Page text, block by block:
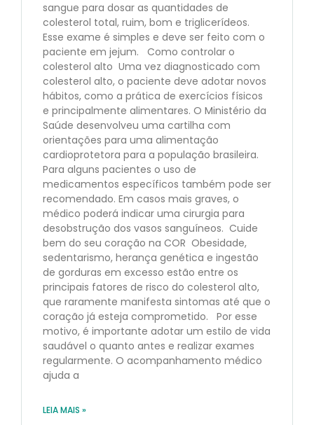
sangue para dosar as quantidades de
colesterol total, ruim, bom e triglicerídeos.
Esse exame é simples e deve ser feito com o
paciente em jejum. Como controlar o
colesterol alto Uma vez diagnosticado com
colesterol alto, o paciente deve adotar novos
hábitos, como a prática de exercícios físicos
e principalmente alimentares. O Ministério da
Saúde desenvolveu uma cartilha com
orientações para uma alimentação
cardioprotetora para a população brasileira.
Para alguns pacientes o uso de
medicamentos específicos também pode ser
recomendado. Em casos mais graves, o
médico poderá indicar uma cirurgia para
desobstrução dos vasos sanguíneos. Cuide
bem do seu coração na COR Obesidade,
sedentarismo, herança genética e ingestão
de gorduras em excesso estão entre os
principais fatores de risco do colesterol alto,
que raramente manifesta sintomas até que o
coração já esteja comprometido. Por esse
motivo, é importante adotar um estilo de vida
saudável o quanto antes e realizar exames
regularmente. O acompanhamento médico
ajuda a
LEIA MAIS »